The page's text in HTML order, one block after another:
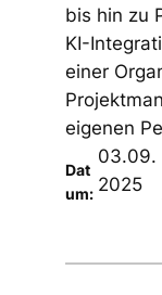
bis hin zu
KI-
einer
eigenen
Dat
um:
03.09.
2025